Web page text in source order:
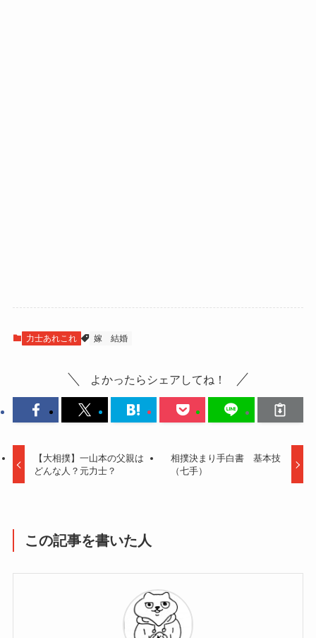
力士あれこれ 嫁 結婚
よかったらシェアしてね！
【大相撲】一山本の父親は
どんな人？元力士？
相撲決まり手白書 基本技
（七手）
この記事を書いた人